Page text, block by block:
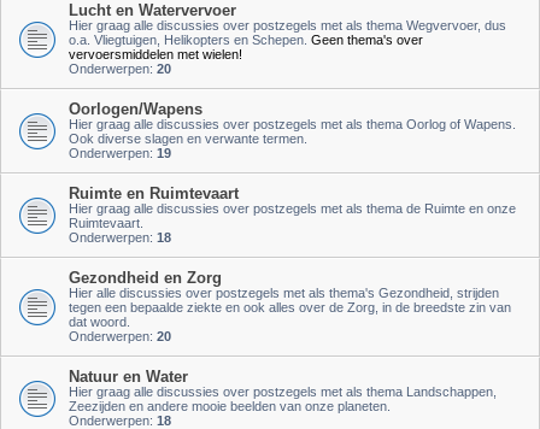
Lucht en Watervervoer
Hier graag alle discussies over postzegels met als thema Wegvervoer, dus
o.a. Vliegtuigen, Helikopters en Schepen. Geen thema's over
vervoersmiddelen met wielen!
Onderwerpen: 20
Oorlogen/Wapens
Hier graag alle discussies over postzegels met als thema Oorlog of Wapens.
Ook diverse slagen en verwante termen.
Onderwerpen: 19
Ruimte en Ruimtevaart
Hier graag alle discussies over postzegels met als thema de Ruimte en onze
Ruimtevaart.
Onderwerpen: 18
Gezondheid en Zorg
Hier alle discussies over postzegels met als thema's Gezondheid, strijden
tegen een bepaalde ziekte en ook alles over de Zorg, in de breedste zin van
dat woord.
Onderwerpen: 20
Natuur en Water
Hier graag alle discussies over postzegels met als thema Landschappen,
Zeezijden en andere mooie beelden van onze planeten.
Onderwerpen: 18